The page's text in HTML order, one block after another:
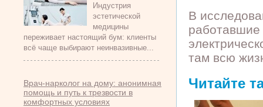
Индустрия
эстетической
медицины
переживает настоящий бум: клиенты
всё чаще выбирают неинвазивные...
Врач-нарколог на дому: анонимная
помощь и путь к трезвости в
комфортных условиях
В
работавшие
там всю
Читайте